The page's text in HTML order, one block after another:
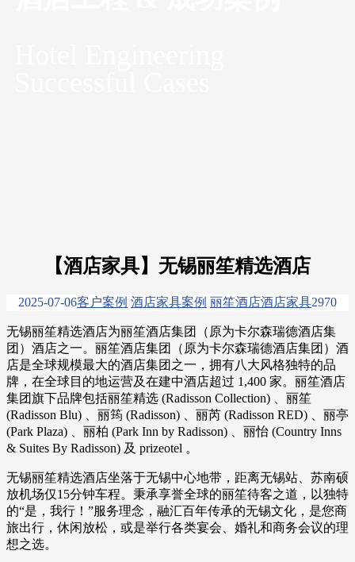
【酒店家具】无锡丽笙精选酒店
2025-07-06客户案例 酒店家具案例 丽笙酒店酒店家具2970
无锡丽笙精选酒店为丽笙酒店集团（原为卡尔森瑞德酒店集
团）酒店之一。丽笙酒店集团（原为卡尔森瑞德酒店集团）酒
店是全球规模最大的酒店集团之一，拥有八大风格独特的品
牌，在全球目的地运营及在建中酒店超过 1,400 家。丽笙酒店
集团旗下品牌包括丽笙精选 (Radisson Collection) 、丽笙
(Radisson Blu) 、丽筠 (Radisson) 、丽芮 (Radisson RED) 、丽亭
(Park Plaza) 、丽柏 (Park Inn by Radisson) 、丽怡 (Country Inns
& Suites By Radisson) 及 prizeotel 。
无锡丽笙精选酒店坐落于无锡中心地带，距离无锡站、苏南硕
放机场仅15分钟车程。秉承享誉全球的丽笙待客之道，以独特
的“是，我行！”服务理念，融汇百年传承的无锡文化，是您商
旅出行，休闲放松，或是举行各类宴会、婚礼和商务会议的理
想之选。